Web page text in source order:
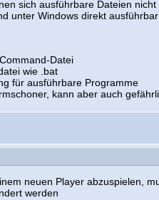
sich ausführbare Dateien
unter Windows direkt
Datei
wie .bat
für ausführbare Programme
kann aber auch
neuen Player abzuspielen,
werden